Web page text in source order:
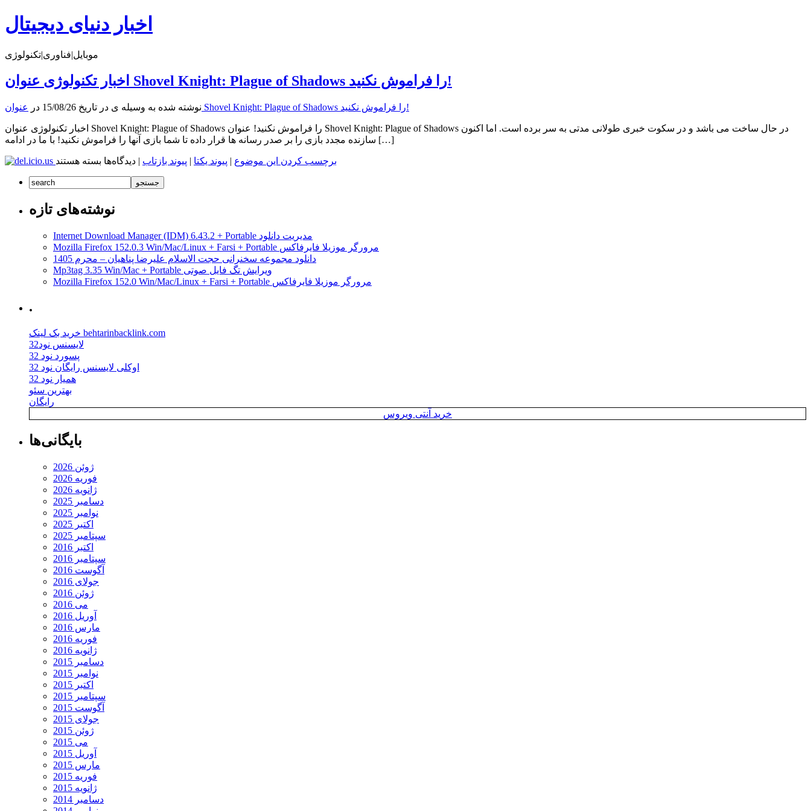
اخبار دنیای دیجیتال
موبایل|فناوری|تکنولوژی
اخبار تکنولوژی عنوان Shovel Knight: Plague of Shadows را فراموش نکنید!
نوشته شده به وسیله ی در تاریخ 15/08/26 در عنوان Shovel Knight: Plague of Shadows را فراموش نکنید!
اخبار تکنولوژی عنوان Shovel Knight: Plague of Shadows را فراموش نکنید! عنوان Shovel Knight: Plague of Shadows در حال ساخت می باشد و در سکوت خبری طولانی مدتی به سر برده است. اما اکنون
سازنده مجدد بازی را بر صدر رسانه ها قرار داده تا شما بازی آنها را فراموش نکنید! با ما در ادامه […]
برچسب کردن این موضوع | پیوند یکتا | پیوند بازتاب | دیدگاه‌ها
برای
تکنولوژی
Shovel
Knight:
of
Shadows
را
فراموش
نکنید!
بسته هستند
نوشته‌های تازه
Internet Download Manager (IDM) 6.43.2 + Portable مدیریت دانلود
Mozilla Firefox 152.0.3 Win/Mac/Linux + Farsi + Portable مرورگر موزیلا فایرفاکس
دانلود مجموعه سخنرانی حجت الاسلام علیرضا پناهیان – محرم 1405
Mp3tag 3.35 Win/Mac + Portable ویرایش تگ فایل صوتی
Mozilla Firefox 152.0 Win/Mac/Linux + Farsi + Portable مرورگر موزیلا فایرفاکس
.
خرید بک لینک behtarinbacklink.com
لایسنس نود32
پسورد نود 32
اوکلی لایسنس رایگان نود 32
همیار نود 32
بهترین سئو
رایگان
خرید آنتی ویروس
بایگانی‌ها
ژوئن 2026
فوریه 2026
ژانویه 2026
دسامبر 2025
نوامبر 2025
اکتبر 2025
سپتامبر 2025
اکتبر 2016
سپتامبر 2016
آگوست 2016
جولای 2016
ژوئن 2016
می 2016
آوریل 2016
مارس 2016
فوریه 2016
ژانویه 2016
دسامبر 2015
نوامبر 2015
اکتبر 2015
سپتامبر 2015
آگوست 2015
جولای 2015
ژوئن 2015
می 2015
آوریل 2015
مارس 2015
فوریه 2015
ژانویه 2015
دسامبر 2014